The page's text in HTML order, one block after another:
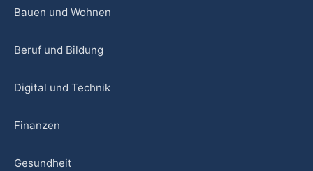
Bauen und Wohnen
Beruf und Bildung
Digital und Technik
Finanzen
Gesundheit